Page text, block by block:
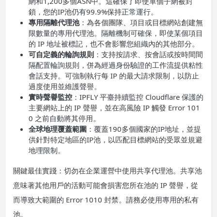
鎖，您的IP池仍有99.9%保持正常運行。
專用隔離代理池：為各個團隊、項目或目標網站創建無
限數量的專用代理池。隔離機制可確保，即使某個項目
的 IP 地址被標記，也不會影響您組織內的其他部分。
可自定義的輪詢規則 ：支持按請求、按會話或按時間間
隔配置輪詢規則，併為經過身份驗證的工作流提供粘性
會話支持。可強制執行每 IP 的最大請求限制，以防止
過度使用並維護聲譽。
實時聲譽監控 ：IPFLY 平臺持續監控 Cloudflare 保護的
主要網站上的 IP 聲譽，並在高風險 IP 觸發 Error 101
0 之前自動將其停用。
全球地理覆蓋範圍 ：覆蓋190多個國家的IP地址，並提
供針對特定地區的IP池，以匹配目標網站的受眾並規避
地理限制。
關鍵最佳實踐：切勿在企業運營中使用共享代理池。共享池
意味著其他用戶的活動可能會損害您所在池的 IP 聲譽，從
而導致大範圍的 Error 1010 封禁。請務必使用專用的私有
池。